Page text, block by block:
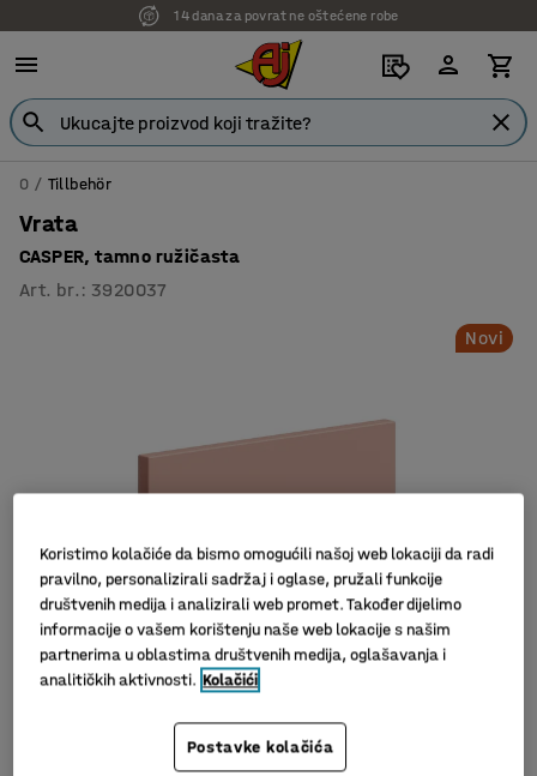
14 dana za povrat ne oštećene robe
0 Tillbehör
Vrata
CASPER, tamno ružičasta
Art. br. : 3920037
Novi
Koristimo kolačiće da bismo omogućili našoj web lokaciji da radi
pravilno, personalizirali sadržaj i oglase, pružali funkcije
društvenih medija i analizirali web promet. Također dijelimo
informacije o vašem korištenju naše web lokacije s našim
partnerima u oblastima društvenih medija, oglašavanja i
analitičkih aktivnosti. Kolačići
Postavke kolačića